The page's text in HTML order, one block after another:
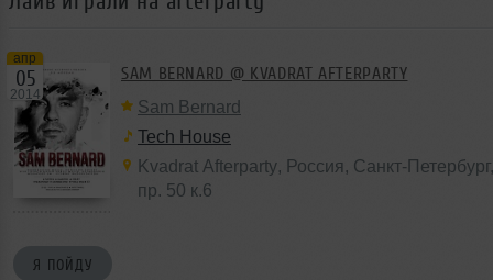
апр
05
2014
Я ПОЙДУ
SAM BERNARD @ KVADRAT AFTERPARTY
Sam Bernard
Tech House
Kvadrat Afterparty, Россия , Санкт-
пр. 50 к.6